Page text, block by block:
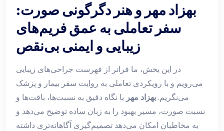
بهزاد مهر و هنر دگرگونی صورت:
سفر تعاملی به عمق فریم‌های
زیبایی و ایمنی بی‌نقص
در این بخش، ما فراتر از فهرست جراحی‌های زیبایی
می‌رویم و با رویکردی تعاملی به روایت سفر بیمار و پزشک
می‌نگریم. بهزاد مهر با نگاه دقیق به نسبت‌ها، بافت‌ها و
نسبت صورت، مسیر بهبود را به زبان ساده توضیح می‌دهد و
به مخاطبان امکان می‌دهد تصمیم‌گیری آگاهانه‌تری داشته